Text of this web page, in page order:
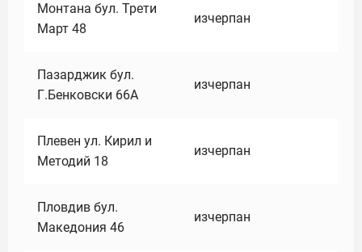
Монтана бул. Трети
Март 48
изчерпан
Пазарджик бул.
Г.Бенковски 66А
изчерпан
Плевен ул. Кирил и
Методий 18
изчерпан
Пловдив бул.
Македония 46
изчерпан